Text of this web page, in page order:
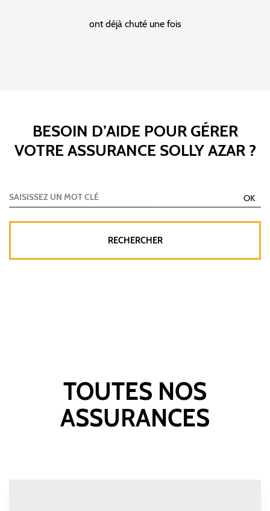
ont déjà chuté une fois
BESOIN D’AIDE POUR GÉRER
VOTRE ASSURANCE SOLLY AZAR ?
TOUTES NOS
ASSURANCES